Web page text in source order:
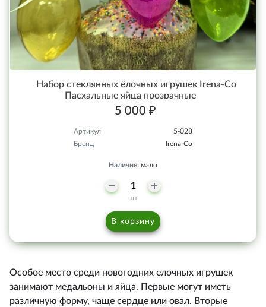
Набор стеклянных ёлочных игрушек Irena-Co
Пасхальные яйца прозрачные
5 000 ₽
Артикул
5-028
Бренд
Irena-Co
Наличие: мало
шт
В корзину
Особое место среди новогодних елочных игрушек
занимают медальоны и яйца. Первые могут иметь
различную форму, чаще сердце или овал. Вторые